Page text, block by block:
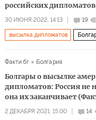
российских дипломатов
30 ИЮНЯ 2022, 14:13 19
высылка дипломатов
Факти.бг Болгария
Болгары о высылке
дипломатов: Россия не
она их заканчивает
2 ДЕКАБРЯ 2021, 15:00 14